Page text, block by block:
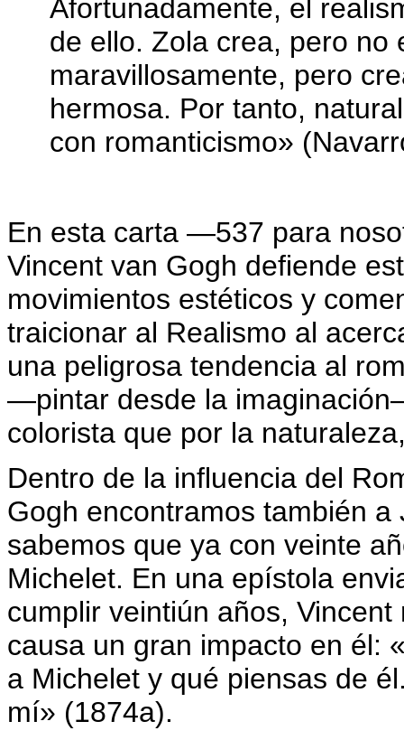
Afortunadamente, el
de ello. Zola crea, pero no
maravillosamente, pero
hermosa. Por tanto,
con romanticismo»
En esta carta —537 para
Vincent van Gogh defiende
movimientos estéticos y
traicionar al Realismo al
una peligrosa tendencia al
—pintar desde la
colorista que por la
Dentro de la influencia del
Gogh encontramos también
sabemos que ya con veinte
Michelet. En una epístola
cumplir veintiún años,
causa un gran impacto en él:
a Michelet y qué piensas de
mí» (1874a).